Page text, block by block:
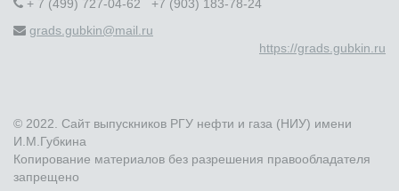
+ 7 (499) 727-04-62 +7 (903) 183-78-24
grads.gubkin@mail.ru
https://grads.gubkin.ru
© 2022. Сайт выпускников РГУ нефти и газа (НИУ) имени
И.М.Губкина
Копирование материалов без разрешения правообладателя
запрещено